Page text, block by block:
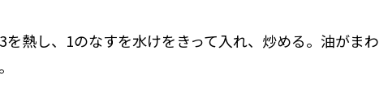
を熱し、1のなすを水けをきって入れ、炒める。油がまわ